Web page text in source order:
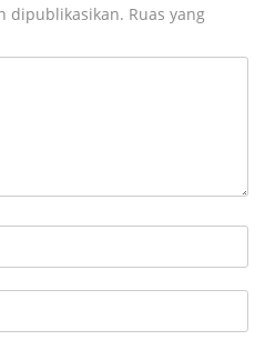
dipublikasikan. Ruas yang